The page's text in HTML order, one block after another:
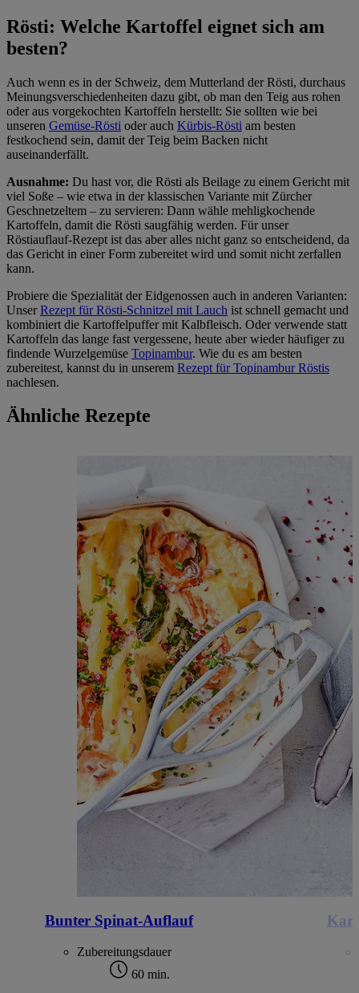
Rösti: Welche Kartoffel eignet sich am
besten?
Auch wenn es in der Schweiz, dem Mutterland der Rösti, durchaus
Meinungsverschiedenheiten dazu gibt, ob man den Teig aus rohen
oder aus vorgekochten Kartoffeln herstellt: Sie sollten wie bei
unseren Gemüse-Rösti oder auch Kürbis-Rösti am besten
festkochend sein, damit der Teig beim Backen nicht
auseinanderfällt.
Ausnahme: Du hast vor, die Rösti als Beilage zu einem Gericht mit
viel Soße – wie etwa in der klassischen Variante mit Zürcher
Geschnetzeltem – zu servieren: Dann wähle mehligkochende
Kartoffeln, damit die Rösti saugfähig werden. Für unser
Röstiauflauf-Rezept ist das aber alles nicht ganz so entscheidend, da
das Gericht in einer Form zubereitet wird und somit nicht zerfallen
kann.
Probiere die Spezialität der Eidgenossen auch in anderen Varianten:
UnserRezept für Rösti-Schnitzel mit Lauch ist schnell gemacht und
kombiniert die Kartoffelpuffer mit Kalbfleisch. Oder verwende statt
Kartoffeln das lange fast vergessene, heute aber wieder häufiger zu
findende Wurzelgemüse Topinambur. Wie du es am besten
zubereitest, kannst du in unserem Rezept für Topinambur Röstis
nachlesen.
Ähnliche Rezepte
Bunter Spinat-Auflauf
Zubereitungsdauer
60 min.